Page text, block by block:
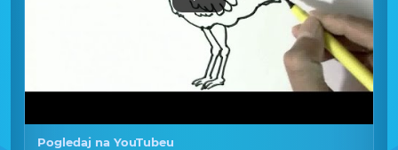
Pogledaj na YouTubeu